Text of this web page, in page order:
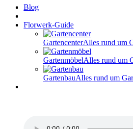
Blog
Florwerk-Guide
GartencenterAlles rund um
GartenmöbelAlles rund um
GartenbauAlles rund um